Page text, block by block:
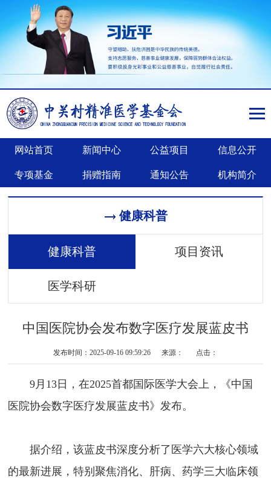
网站首页 新闻中心 公益项目 信息公开
专项基金 捐赠指南 通知公告 机构简介
健康科普
健康科普 项目资讯
医学科研
中国医院协会发布数字医疗发展蓝皮书
发布时间：2025-09-16 09:59:26 来源： 点击：
9月13日，在2025首都国际医学大会上，《中国
医院协会数字医疗发展蓝皮书》发布。
据介绍，该蓝皮书深度分析了医学六大核心领域
的最新进展，特别聚焦消化、肝病、药学三大临床领